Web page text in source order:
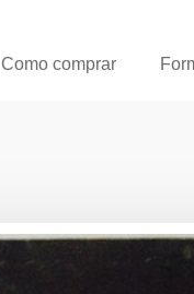
Como comprar